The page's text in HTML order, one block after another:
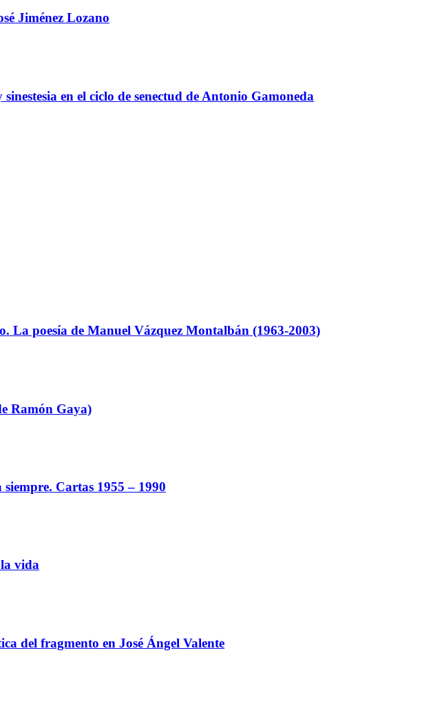
Jiménez Lozano
en el ciclo de senectud de Antonio Gamoneda
La poesía de Manuel Vázquez Montalbán (1963-2003)
Ramón Gaya)
Cartas 1955 – 1990
vida
del fragmento en José Ángel Valente